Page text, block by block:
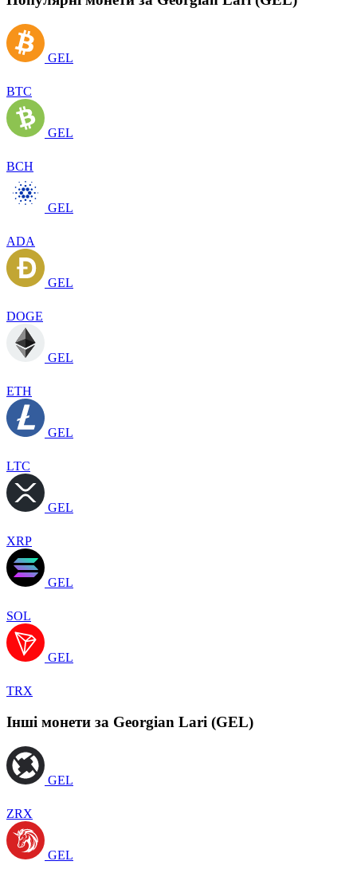
GEL
BTC
GEL
BCH
GEL
ADA
GEL
DOGE
GEL
ETH
GEL
LTC
GEL
XRP
GEL
SOL
GEL
TRX
Інші монети за Georgian Lari (GEL)
GEL
ZRX
GEL